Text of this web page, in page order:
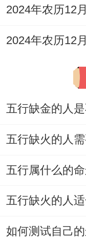
轻松整理工作。
2026年5月8日
匾、开光、出
坟、安葬；
大家可能不知
06:59）、午时
（15:00-16:59
适合人群:商户
2024年农历12